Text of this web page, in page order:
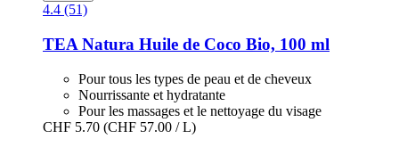
4.4 (51)
TEA Natura Huile de Coco Bio, 100 ml
Pour tous les types de peau et de cheveux
Nourrissante et hydratante
Pour les massages et le nettoyage du visage
CHF 5.70 (CHF 57.00 / L)